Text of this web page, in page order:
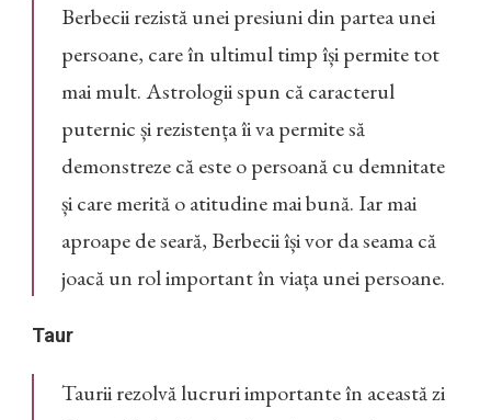
Berbecii rezistă unei presiuni din partea unei
persoane, care în ultimul timp își permite tot
mai mult. Astrologii spun că caracterul
puternic și rezistența îi va permite să
demonstreze că este o persoană cu demnitate
și care merită o atitudine mai bună. Iar mai
aproape de seară, Berbecii își vor da seama că
joacă un rol important în viața unei persoane.
Taur
Taurii rezolvă lucruri importante în această zi